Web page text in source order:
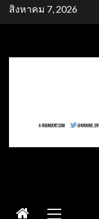
Skipสิงหาคม 7, 2026
Menu